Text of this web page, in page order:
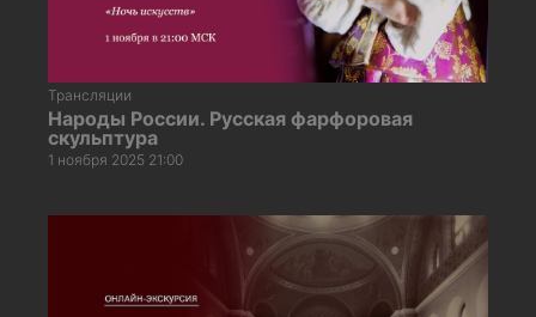
Трансляции
Народы России. Русская фарфоровая
скульптура
1 ноября 2025 21:00